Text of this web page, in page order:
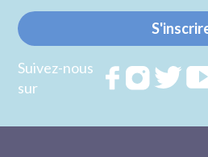
Suivez-nous
sur
Rejoignez